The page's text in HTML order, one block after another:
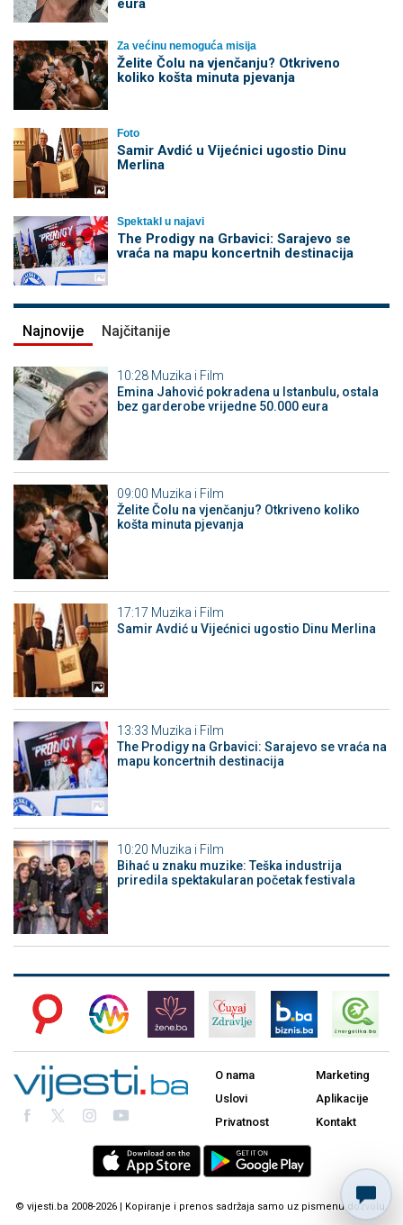
eura
Za većinu nemoguća misija
Želite Čolu na vjenčanju? Otkriveno
koliko košta minuta pjevanja
Foto
Samir Avdić u Vijećnici ugostio Dinu
Merlina
Spektakl u najavi
The Prodigy na Grbavici: Sarajevo se
vraća na mapu koncertnih destinacija
Najnovije Najčitanije
10:28 Muzika i Film
Emina Jahović pokradena u Istanbulu, ostala
bez garderobe vrijedne 50.000 eura
09:00 Muzika i Film
Želite Čolu na vjenčanju? Otkriveno koliko
košta minuta pjevanja
17:17 Muzika i Film
Samir Avdić u Vijećnici ugostio Dinu Merlina
13:33 Muzika i Film
The Prodigy na Grbavici: Sarajevo se vraća na
mapu koncertnih destinacija
10:20 Muzika i Film
Bihać u znaku muzike: Teška industrija
priredila spektakularan početak festivala
O nama
Uslovi
Privatnost
Marketing
Aplikacije
Kontakt
© vijesti.ba 2008-2026 | Kopiranje i prenos sadržaja samo uz pismenu dozvolu.